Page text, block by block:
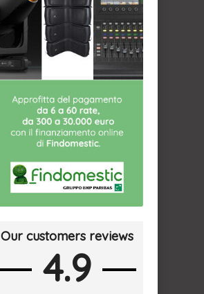
Our customers reviews
4.9